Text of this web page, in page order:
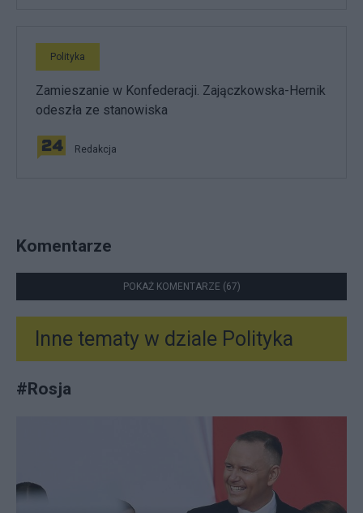
Polityka
Zamieszanie w Konfederacji. Zajączkowska-Hernik
odeszła ze stanowiska
Redakcja
Komentarze
POKAŻ KOMENTARZE (67)
Inne tematy w dziale Polityka
#Rosja